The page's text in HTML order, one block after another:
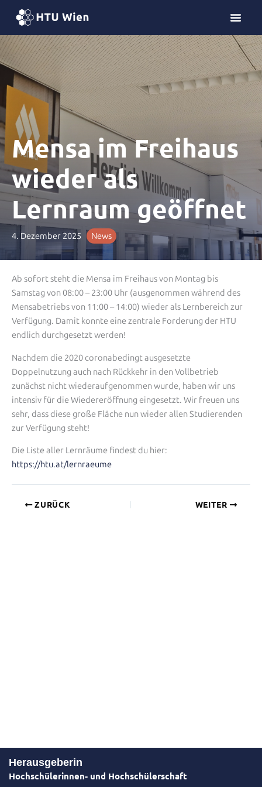
m
I
n
l
t
p
n
Mensa im Freihaus
wieder als
Lernraum geöffnet
4. Dezember 2025 News
Ab sofort steht die Mensa im Freihaus von Montag bis
Samstag von 08:00 – 23:00 Uhr (ausgenommen während des
Mensabetriebs von 11:00 – 14:00) wieder als Lernbereich zur
Verfügung. Damit konnte eine zentrale Forderung der HTU
endlich durchgesetzt werden!
Nachdem die 2020 coronabedingt ausgesetzte
Doppelnutzung auch nach Rückkehr in den Vollbetrieb
zunächst nicht wiederaufgenommen wurde, haben wir uns
intensiv für die Wiedereröffnung eingesetzt. Wir freuen uns
sehr, dass diese große Fläche nun wieder allen Studierenden
zur Verfügung steht!
Die Liste aller Lernräume findest du hier:
https://htu.at/lernraeume
ZURÜCK WEITER
Herausgeberin
Hochschülerinnen- und Hochschülerschaft